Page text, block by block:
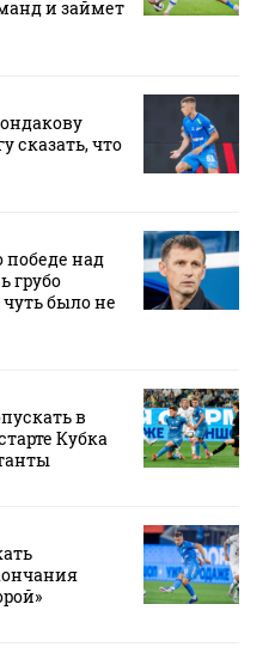
и займет
сказать, что
победе над
грубо
было не
в
Кубка